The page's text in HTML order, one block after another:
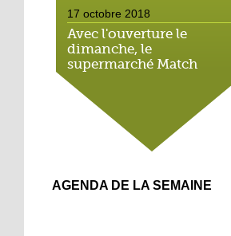
17 octobre 2018
Avec l'ouverture le
dimanche, le
supermarché Match
néglige le droit local
16 octobre 2018
On a testé pour vous : la
marche méditative dans
AGENDA DE LA SEMAINE